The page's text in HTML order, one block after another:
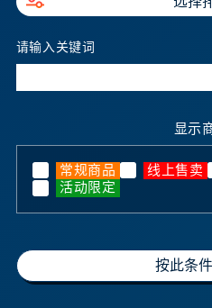
请输入关键词
显示
常规商品 线上售卖
活动限定